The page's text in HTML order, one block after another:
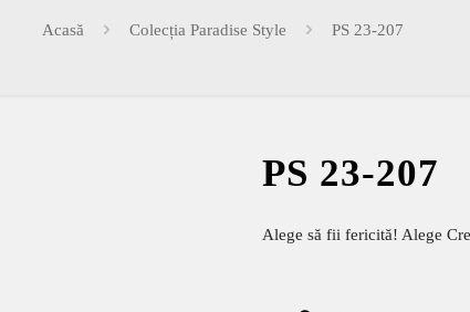
Acasă Colecția Paradise Style PS 23-207
PS 23-207
Alege să fii fericită! Alege